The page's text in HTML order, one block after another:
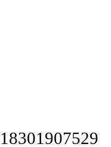
18301907529